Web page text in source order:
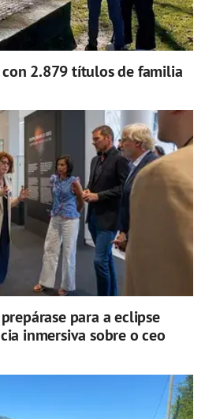
2.879 títulos de familia
para a eclipse
inmersiva sobre o ceo